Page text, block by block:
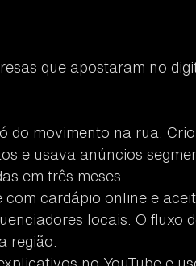
que apostaram no
do movimento na rua.
e usava anúncios
em três meses.
com cardápio online e
locais. O fluxo
região.
no YouTube e